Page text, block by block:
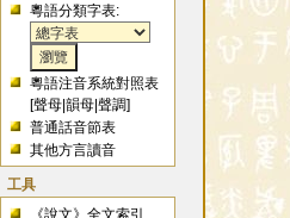
粵語分類字表:
粵語注音系統對照表
[聲母 |韻母 |聲調]
普通話音節表
其他方言讀音
工具
《說文》全文索引